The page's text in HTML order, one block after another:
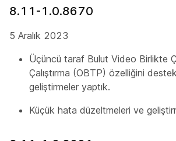
8.11-1.0.8670
5 Aralık 2023
Üçüncü taraf Bulut Video Birlikte
Çalıştırma (OBTP) özelliğini
geliştirmeler yaptık.
Küçük hata düzeltmeleri ve